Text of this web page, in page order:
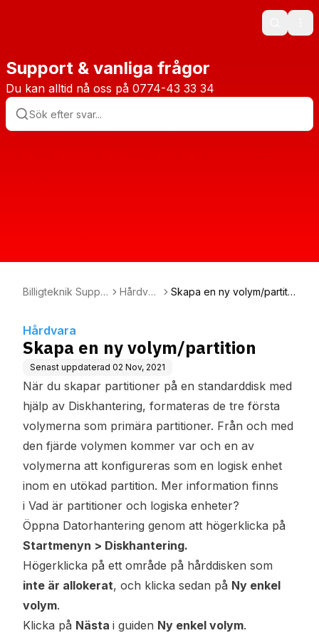
Search
Support & vanliga frågor
Du kan alltid nå oss på 0774-43 33 34
Billigteknik Suppo
Hårdvar
Skapa en ny volym/partitio
Hårdvara
Skapa en ny volym/partition
Senast uppdaterad 02 Nov, 2021
När du skapar partitioner på en standarddisk med
hjälp av Diskhantering, formateras de tre första
volymerna som primära partitioner. Från och med
den fjärde volymen kommer var och en av
volymerna att konfigureras som en logisk enhet
inom en utökad partition. Mer information finns
i Vad är partitioner och logiska enheter?
Öppna Datorhantering genom att högerklicka på
Startmenyn > Diskhantering.
Högerklicka på ett område på hårddisken som
inte är allokerat, och klicka sedan på Ny enkel
volym.
Klicka på Nästa i guiden Ny enkel volym.